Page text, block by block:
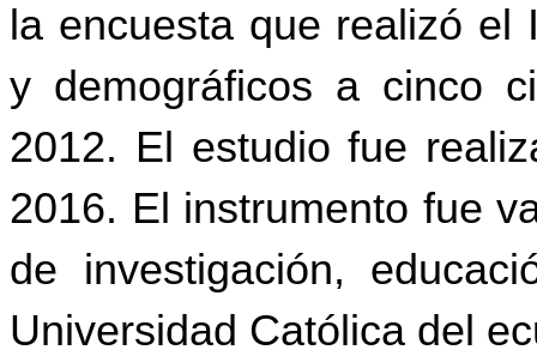
la encuesta que realizó el
y demográficos a cinco
2012. El estudio fue
2016. El instrumento fue
de investigación,
Universidad Católica del